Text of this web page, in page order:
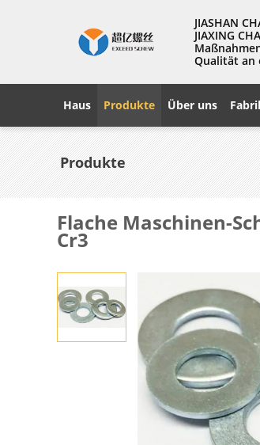
JIASHAN
JIAXING
Qualität an
Haus Produkte Über uns
Produkte
Flache Maschinen-
Cr3